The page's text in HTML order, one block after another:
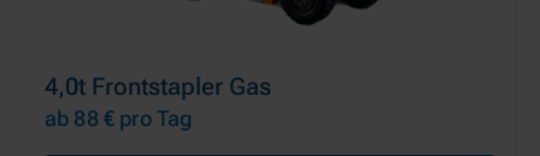
4,0t Frontstapler Gas
ab 88 € pro Tag